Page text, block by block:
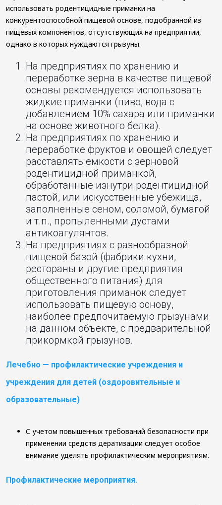
использовать родентицидные приманки на
конкурентоспособной пищевой основе, подобранной из
пищевых компонентов, отсутствующих на предприятии,
однако в которых нуждаются грызуны.
На предприятиях по хранению и
переработке зерна в качестве пищевой
основы рекомендуется использовать
жидкие приманки (пиво, вода с
добавлением 10% сахара или приманки
на основе животного белка).
На предприятиях по хранению и
переработке фруктов и овощей следует
расставлять емкости с зерновой
родентицидной приманкой,
обработанные изнутри родентицидной
пастой, или искусственные убежища,
заполненные сеном, соломой, бумагой
и т.п., пропыленными дустами
антикоагулянтов.
На предприятиях с разнообразной
пищевой базой (фабрики кухни,
рестораны и другие предприятия
общественного питания) для
приготовления приманок следует
использовать пищевую основу,
наиболее предпочитаемую грызунами
на данном объекте, с предварительной
прикормкой грызунов.
Лечебно — профилактические учреждения и
учреждения для детей (оздоровительные и
образовательные)
С учетом повышенных требований безопасности при
применении средств дератизации следует особое
внимание уделять профилактическим мероприятиям.
Профилактические мероприятия.